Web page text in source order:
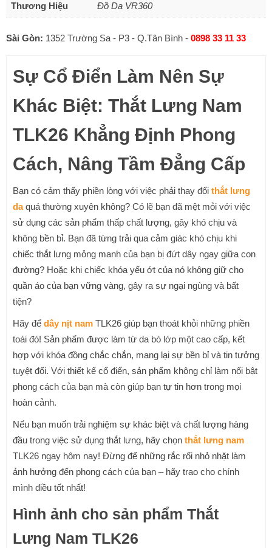
Thương Hiệu Đồ Da VR360
Sài Gòn: 1352 Trường Sa - P3 - Q.Tân Bình - 0898 33 11 33
Sự Cổ Điển Làm Nên Sự
Khác Biệt: Thắt Lưng Nam
TLK26 Khẳng Định Phong
Cách, Nâng Tầm Đẳng Cấp
Bạn có cảm thấy phiền lòng với việc phải thay đổi thắt lưng
daquá thường xuyên không? Có lẽ bạn đã mệt mỏi với việc
sử dụng các sản phẩm thấp chất lượng, gây khó chịu và
không bền bỉ. Bạn đã từng trải qua cảm giác khó chịu khi
chiếc thắt lưng mỏng manh của bạn bị đứt dây ngay giữa con
đường? Hoặc khi chiếc khóa yếu ớt của nó không giữ cho
quần áo của bạn vững vàng, gây ra sự ngại ngùng và bất
tiện?
Hãy để dây nịt nam TLK26 giúp bạn thoát khỏi những phiền
toái đó! Sản phẩm được làm từ da bò lớp một cao cấp, kết
hợp với khóa đồng chắc chắn, mang lại sự bền bỉ và tin tưởng
tuyệt đối. Với thiết kế cổ điển, sản phẩm không chỉ làm nổi bật
phong cách của bạn mà còn giúp bạn tự tin hơn trong mọi
hoàn cảnh.
Nếu bạn muốn trải nghiệm sự khác biệt và chất lượng hàng
đầu trong việc sử dụng thắt lưng, hãy chọn thắt lưng nam
TLK26 ngay hôm nay! Đừng để những rắc rối nhỏ nhặt làm
ảnh hưởng đến phong cách của bạn – hãy trao cho chính
mình điều tốt nhất!
Hình ảnh cho sản phẩm Thắt
Lưng Nam TLK26